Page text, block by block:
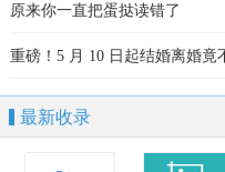
原来你一直把蛋挞读错了
重磅！5 月 10 日起结婚离婚
最新收录